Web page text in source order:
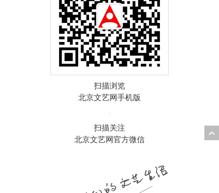
扫描浏览
北京文艺网手机版
扫描关注
北京文艺网官方微信